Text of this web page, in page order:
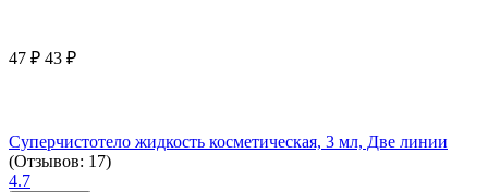
47 ₽ 43 ₽
Суперчистотело жидкость косметическая, 3 мл, Две линии
(Отзывов: 17)
4.7